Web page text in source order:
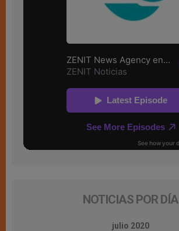
NOTICIAS POR DÍA
julio 2020